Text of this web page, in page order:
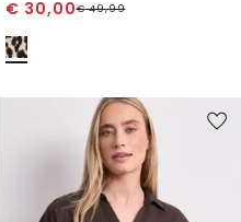
€ 30,00€49,99